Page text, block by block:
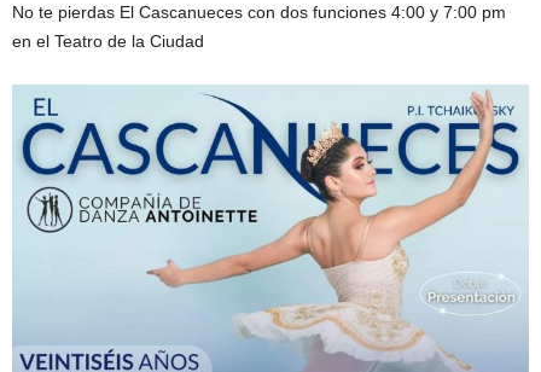
No te pierdas El Cascanueces con dos funciones 4:00 y 7:00 pm
en el Teatro de la Ciudad